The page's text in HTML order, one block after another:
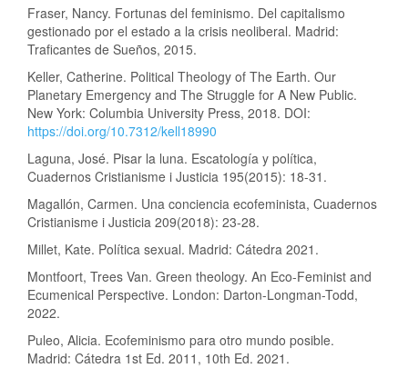
Fraser, Nancy. Fortunas del feminismo. Del capitalismo
gestionado por el estado a la crisis neoliberal. Madrid:
Traficantes de Sueños, 2015.
Keller, Catherine. Political Theology of The Earth. Our
Planetary Emergency and The Struggle for A New Public.
New York: Columbia University Press, 2018. DOI:
https://doi.org/10.7312/kell18990
Laguna, José. Pisar la luna. Escatología y política,
Cuadernos Cristianisme i Justicia 195(2015): 18-31.
Magallón, Carmen. Una conciencia ecofeminista, Cuadernos
Cristianisme i Justicia 209(2018): 23-28.
Millet, Kate. Política sexual. Madrid: Cátedra 2021.
Montfoort, Trees Van. Green theology. An Eco-Feminist and
Ecumenical Perspective. London: Darton-Longman-Todd,
2022.
Puleo, Alicia. Ecofeminismo para otro mundo posible.
Madrid: Cátedra 1st Ed. 2011, 10th Ed. 2021.